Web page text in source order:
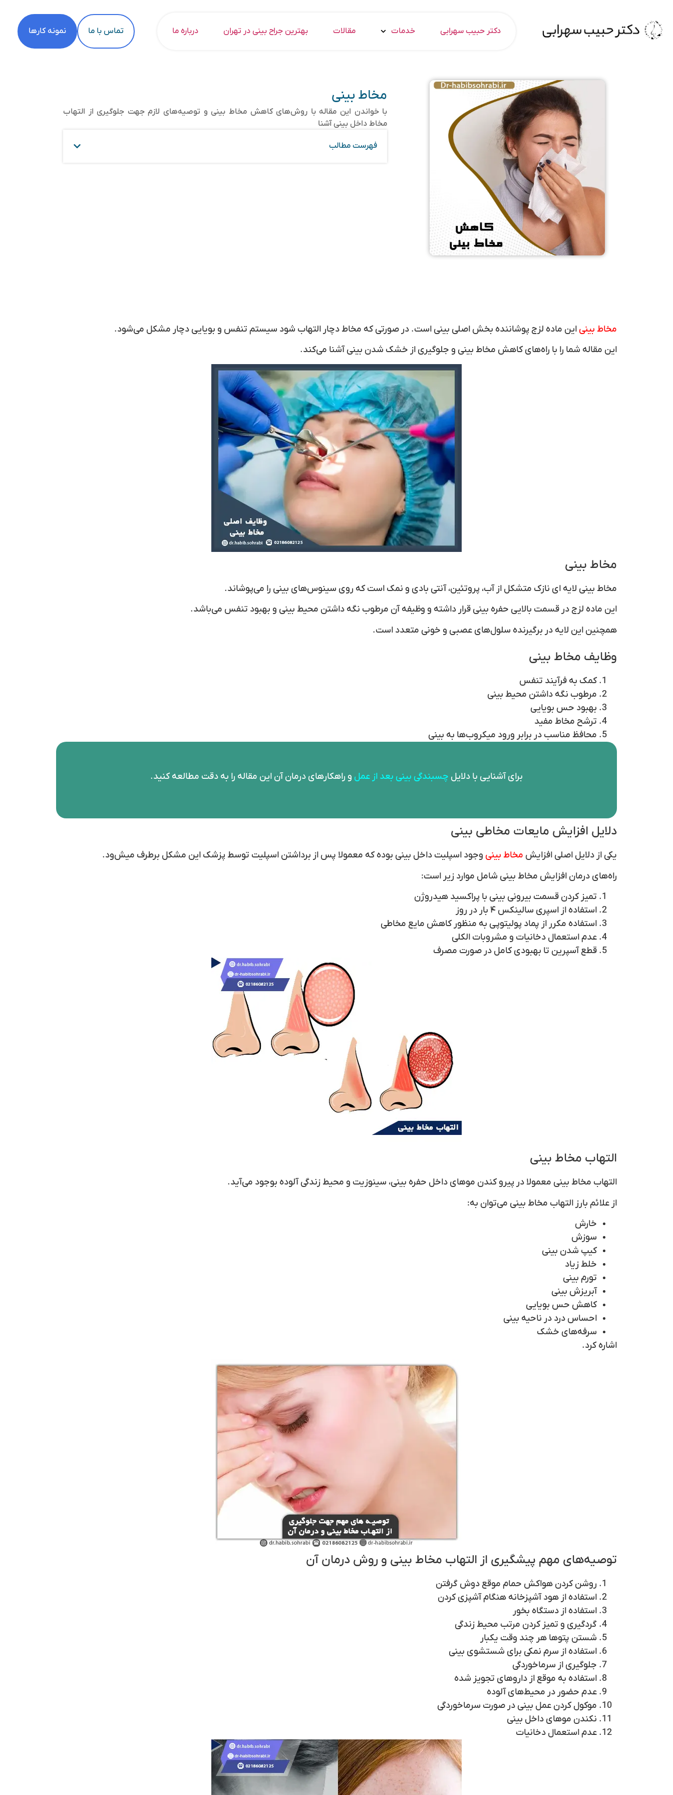
دکتر حبیب سهرابی خدمات مقالات بهترین جراح بینی در تهران درباره ما تماس با ما نمونه کارها
مخاط بینی
با خواندن این مقاله با روش‌های کاهش مخاط بینی و توصیه‌های لازم جهت جلوگیری از التهاب
مخاط داخل بینی آشنا
فهرست مطالب
مخاط بینی این ماده لزج پوشاننده بخش اصلی بینی است. در صورتی که مخاط دچار التهاب شود سیستم تنفس و بویایی دچار مشکل می‌شود.
این مقاله شما را با راه‌های کاهش مخاط بینی و جلوگیری از خشک شدن بینی آشنا می‌کند.
مخاط بینی
مخاط بینی لایه ای نازک متشکل از آب، پروتئین، آنتی بادی و نمک است که روی سینوس‌های بینی را می‌پوشاند.
این ماده لزج در قسمت بالایی حفره بینی قرار داشته و وظیفه آن مرطوب نگه داشتن محیط بینی و بهبود تنفس می‌باشد.
همچنین این لایه در برگیرنده سلول‌های عصبی و خونی متعدد است.
وظایف مخاط بینی
کمک به فرآیند تنفس
مرطوب نگه داشتن محیط بینی
بهبود حس بویایی
ترشح مخاط مفید
محافظ مناسب در برابر ورود میکروب‌ها به بینی
برای آشنایی با دلایل چسبندگی بینی بعد از عمل و راهکارهای درمان آن این مقاله را به دقت مطالعه کنید.
دلایل افزایش مایعات مخاطی بینی
یکی از دلایل اصلی افزایش مخاط بینی وجود اسپلیت داخل بینی بوده که معمولا پس از برداشتن اسپلیت توسط پزشک این مشکل برطرف میش‌ود.
راه‌های درمان افزایش مخاط بینی شامل موارد زیر است:
تمیز کردن قسمت بیرونی بینی با پراکسید هیدروژن
استفاده از اسپری سالینکس ۴ بار در روز
استفاده مکرر از پماد پولیتوپی به منظور کاهش مایع مخاطی
عدم استعمال دخانیات و مشروبات الکلی
قطع آسپرین تا بهبودی کامل در صورت مصرف
التهاب مخاط بینی
التهاب مخاط بینی معمولا در پیرو کندن موهای داخل حفره بینی، سینوزیت و محیط زندگی آلوده بوجود می‌آید.
از علائم بارز التهاب مخاط بینی می‌توان به:
خارش
سوزش
کیپ شدن بینی
خلط زیاد
تورم بینی
آبریزش بینی
کاهش حس بویایی
احساس درد در ناحیه بینی
سرفه‌های خشک
اشاره کرد.
توصیه‌های مهم پیشگیری از التهاب مخاط بینی و روش درمان آن
روشن کردن هواکش حمام موقع دوش گرفتن
استفاده از هود آشپزخانه هنگام آشپزی کردن
استفاده از دستگاه بخور
گردگیری و تمیز کردن مرتب محیط زندگی
شستن پتوها هر چند وقت یکبار
استفاده از سرم نمکی برای شستشوی بینی
جلوگیری از سرماخوردگی
استفاده به موقع از داروهای تجویز شده
عدم حضور در محیط‌های آلوده
موکول کردن عمل بینی در صورت سرماخوردگی
نکندن موهای داخل بینی
عدم استعمال دخانیات